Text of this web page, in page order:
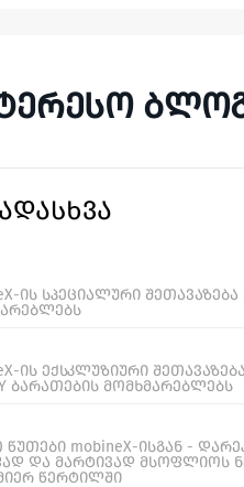
ის სპეციალური შეთავაზება
ის ექსკლუზიური შეთავაზება
ბარათების მომხმარებლებს
mobineX-ისგან -
და მარტივად მსოფლიოს
წერტილში